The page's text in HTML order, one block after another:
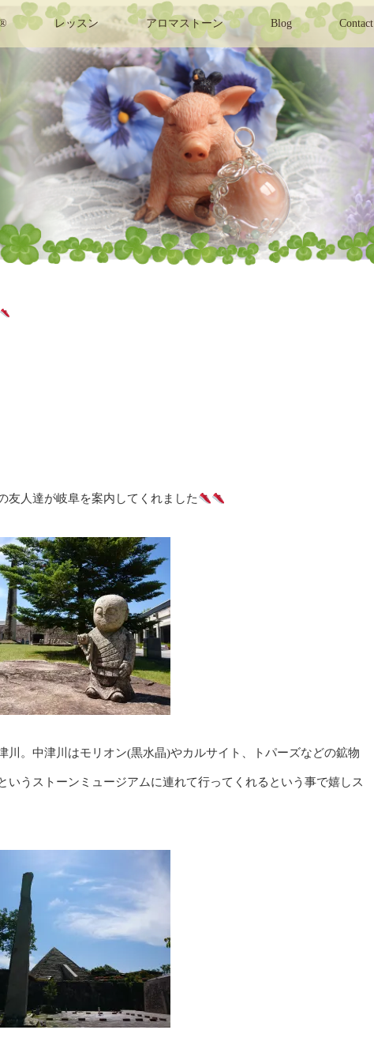
レッスン アロマストーン Blog Contact
友人達が岐阜を案内してくれました
川。中津川はモリオン(黒水晶)やカルサイト、トパーズなどの鉱物
いうストーンミュージアムに連れて行ってくれるという事で嬉しス